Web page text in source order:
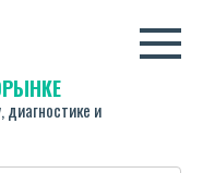
диагностике и